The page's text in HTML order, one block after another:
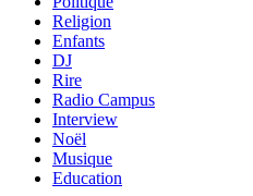
Religion
Enfants
DJ
Rire
Radio Campus
Interview
Noël
Musique
Education